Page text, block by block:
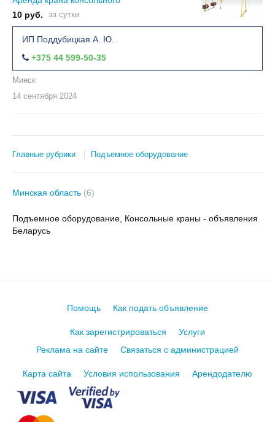
10 руб.
за сутки
ИП Поддубицкая А. Ю.
+375 44 599-50-35
Минск
14 сентября 2024
Главные рубрики Подъемное оборудование
Минская область (6)
Подъемное оборудование, Консольные краны - объявления
Беларусь
Помощь Как подать объявление
Как зарегистрироваться
Услуги
Реклама на сайте
Связаться с администрацией
Карта сайта Условия использования Арендодателю